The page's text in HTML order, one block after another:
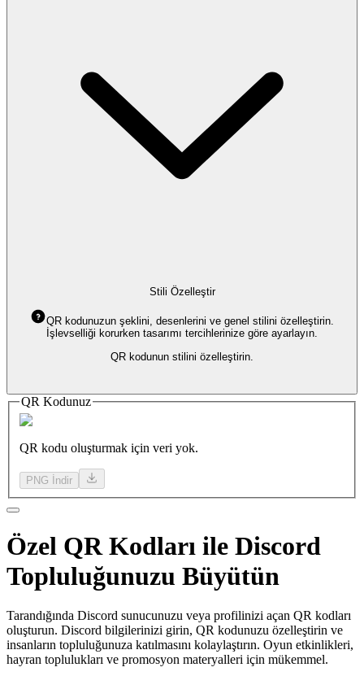
Stili Özelleştir
QR kodunuzun şeklini, desenlerini ve genel stilini özelleştirin.
İşlevselliği korurken tasarımı tercihlerinize göre ayarlayın.
QR kodunun stilini özelleştirin.
QR Kodunuz
QR kodu oluşturmak için veri yok.
PNG İndir
Özel QR Kodları ile Discord
Topluluğunuzu Büyütün
Tarandığında Discord sunucunuzu veya profilinizi açan QR kodları
oluşturun. Discord bilgilerinizi girin, QR kodunuzu özelleştirin ve
insanların topluluğunuza katılmasını kolaylaştırın. Oyun etkinlikleri,
hayran toplulukları ve promosyon materyalleri için mükemmel.